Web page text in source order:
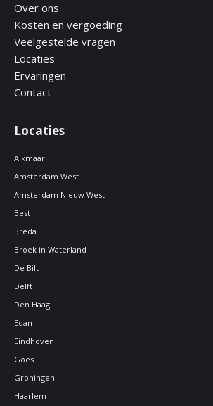
Over ons
Kosten en vergoeding
Veelgestelde vragen
Locaties
Ervaringen
Contact
Locaties
Alkmaar
Amsterdam West
Amsterdam Nieuw West
Best
Breda
Broek in Waterland
De Bilt
Delft
Den Haag
Edam
Eindhoven
Goes
Groningen
Haarlem